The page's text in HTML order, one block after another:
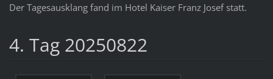
Der Tagesausklang fand im Hotel Kaiser Franz Josef statt.
4. Tag 20250822